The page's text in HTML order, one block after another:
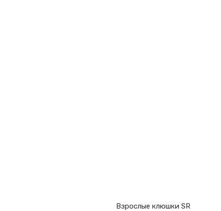
Взрослые клюшки SR